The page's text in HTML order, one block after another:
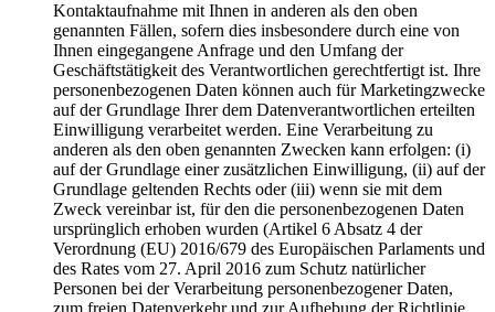
Kontaktaufnahme mit Ihnen in anderen als den oben
genannten Fällen, sofern dies insbesondere durch eine von
Ihnen eingegangene Anfrage und den Umfang der
Geschäftstätigkeit des Verantwortlichen gerechtfertigt ist. Ihre
personenbezogenen Daten können auch für Marketingzwecke
auf der Grundlage Ihrer dem Datenverantwortlichen erteilten
Einwilligung verarbeitet werden. Eine Verarbeitung zu
anderen als den oben genannten Zwecken kann erfolgen: (i)
auf der Grundlage einer zusätzlichen Einwilligung, (ii) auf der
Grundlage geltenden Rechts oder (iii) wenn sie mit dem
Zweck vereinbar ist, für den die personenbezogenen Daten
ursprünglich erhoben wurden (Artikel 6 Absatz 4 der
Verordnung (EU) 2016/679 des Europäischen Parlaments und
des Rates vom 27. April 2016 zum Schutz natürlicher
Personen bei der Verarbeitung personenbezogener Daten,
zum freien Datenverkehr und zur Aufhebung der Richtlinie